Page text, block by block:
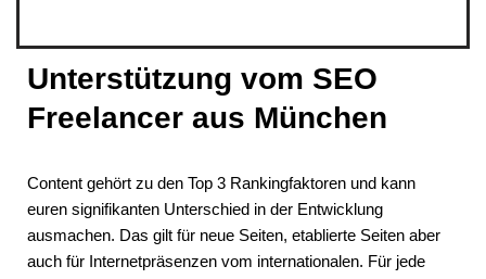
Unterstützung vom SEO
Freelancer aus München
Content gehört zu den Top 3 Rankingfaktoren und kann
euren signifikanten Unterschied in der Entwicklung
ausmachen. Das gilt für neue Seiten, etablierte Seiten aber
auch für Internetpräsenzen vom internationalen. Für jede